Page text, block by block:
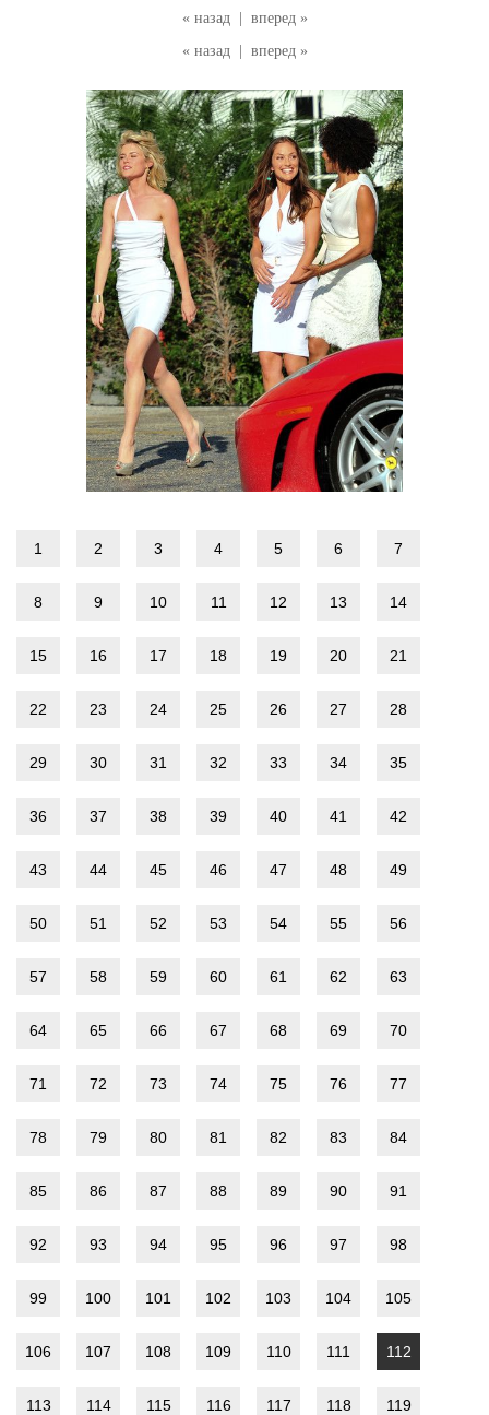
« назад
вперед »
« назад
вперед »
1 2 3 4 5 6 7
8 9 10 11 12 13 14
15 16 17 18 19 20 21
22 23 24 25 26 27 28
29 30 31 32 33 34 35
36 37 38 39 40 41 42
43 44 45 46 47 48 49
50 51 52 53 54 55 56
57 58 59 60 61 62 63
64 65 66 67 68 69 70
71 72 73 74 75 76 77
78 79 80 81 82 83 84
85 86 87 88 89 90 91
92 93 94 95 96 97 98
99 100 101 102 103 104 105
106 107 108 109 110 111 112
113 114 115 116 117 118 119